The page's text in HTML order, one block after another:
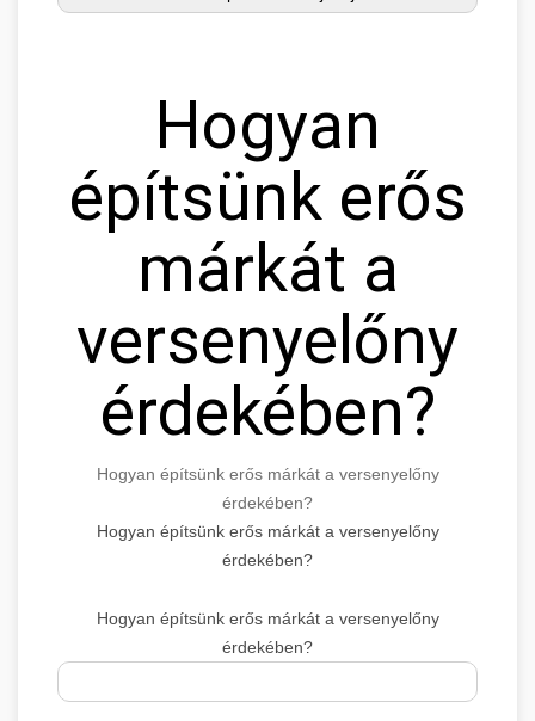
Hogyan
építsünk erős
márkát a
versenyelőny
érdekében?
Hogyan építsünk erős márkát a versenyelőny
érdekében?
Hogyan építsünk erős márkát a versenyelőny
érdekében?
Hogyan építsünk erős márkát a versenyelőny
érdekében?